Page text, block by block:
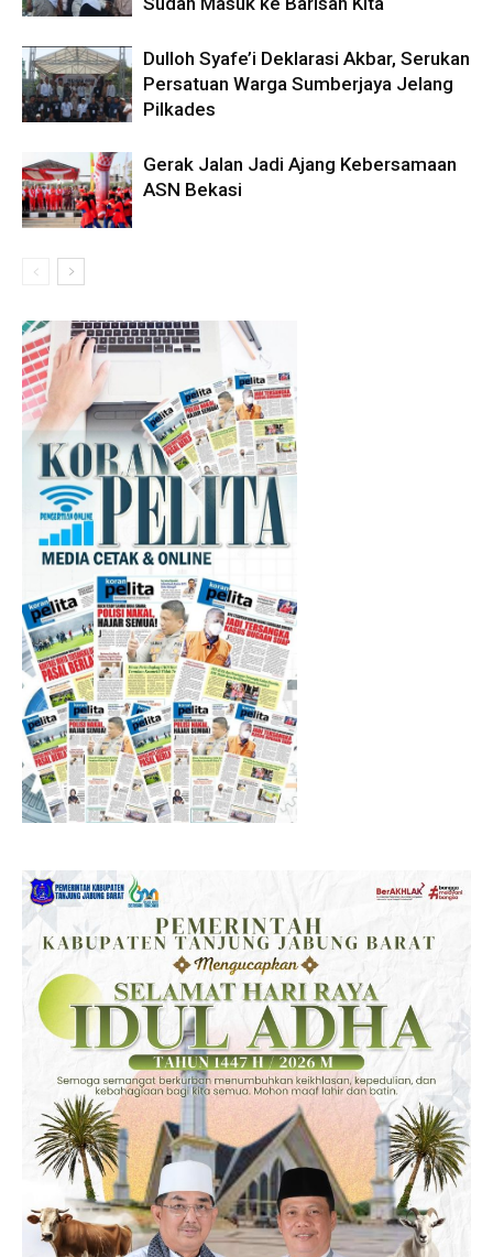
Dulloh Syafe’i Deklarasi Akbar, Serukan
Persatuan Warga Sumberjaya Jelang
Pilkades
Gerak Jalan Jadi Ajang Kebersamaan
ASN Bekasi